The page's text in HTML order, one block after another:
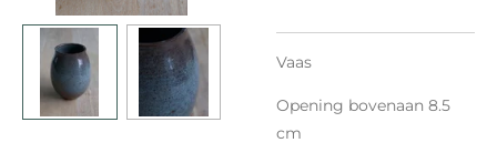
Vaas
Opening bovenaan 8.5
cm